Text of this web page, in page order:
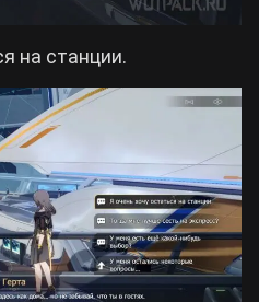
на станции.